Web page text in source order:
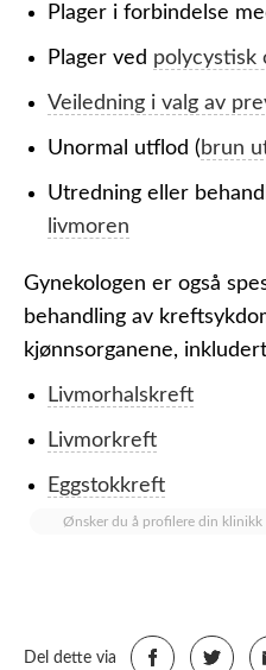
Plager i forbindelse
Plager ved polycystisk
Veiledning i valg av
Unormal utflod (brun
Utredning eller
livmoren
Gynekologen er også
behandling av
kjønnsorganene,
Livmorhalskreft
Livmorkreft
Eggstokkreft
Ønsker du å profilere din klinikk
Del dette via